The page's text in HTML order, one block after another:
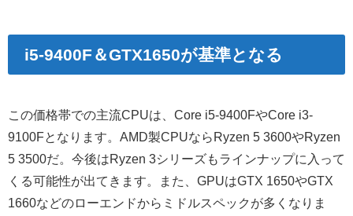
i5-9400F＆GTX1650が基準となる
この価格帯での主流CPUは、Core i5-9400FやCore i3-
9100Fとなります。AMD製CPUならRyzen 5 3600やRyzen
5 3500だ。今後はRyzen 3シリーズもラインナップに入って
くる可能性が出てきます。また、GPUはGTX 1650やGTX
1660などのローエンドからミドルスペックが多くなりま